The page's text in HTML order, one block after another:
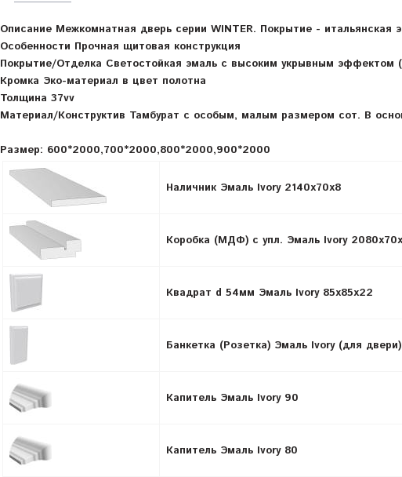
Описание Межкомнатная дверь серии WINTER. Покрытие - итальянская
Особенности Прочная щитовая конструкция
Покрытие/Отделка Светостойкая эмаль с высоким укрывным эффектом
Кромка Эко-материал в цвет полотна
Толщина 37vv
Материал/Конструктив Тамбурат с особым, малым размером сот. В
Размер: 600*2000,700*2000,800*2000,900*2000
Наличник Эмаль Ivory 2140x70x8
Коробка (МДФ) с упл. Эмаль Ivory
Квадрат d 54мм Эмаль Ivory 85х85х22
Банкетка (Розетка) Эмаль Ivory (для двери)
Капитель Эмаль Ivory 90
Капитель Эмаль Ivory 80